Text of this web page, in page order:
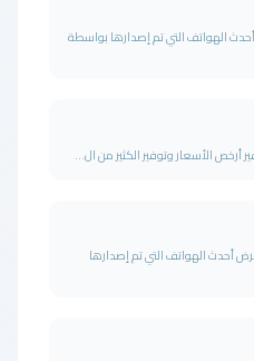
الهواتف التي تم إصدارها بواسطة
أرخص الأسعار وتوفير الكثير من ال...
الهواتف التي تم إصدارها